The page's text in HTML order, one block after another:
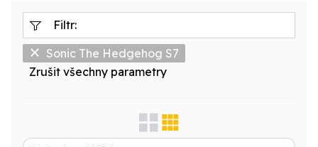
Filtr:
Produktová řada
Sonic The Hedgehog S7
Zrušit všechny parametry